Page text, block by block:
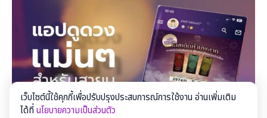
เว็บไซต์นี้ใช้คุกกี้เพื่อปรับปรุงประสบการณ์การใช้งาน อ่านเพิ่มเติม
ได้ที่นโยบายความเป็นส่วนตัว